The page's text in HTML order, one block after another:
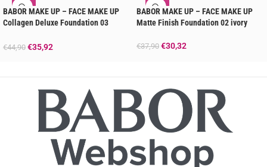
BABOR MAKE UP – FACE MAKE UP
Collagen Deluxe Foundation 03
€44,90 €35,92
BABOR MAKE UP – FACE MAKE UP
Matte Finish Foundation 02 ivory
€37,90 €30,32